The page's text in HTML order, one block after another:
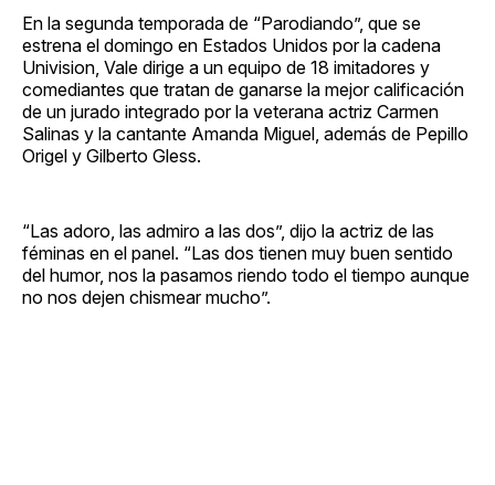
En la segunda temporada de “Parodiando”, que se
estrena el domingo en Estados Unidos por la cadena
Univision, Vale dirige a un equipo de 18 imitadores y
comediantes que tratan de ganarse la mejor calificación
de un jurado integrado por la veterana actriz Carmen
Salinas y la cantante Amanda Miguel, además de Pepillo
Origel y Gilberto Gless.
“Las adoro, las admiro a las dos”, dijo la actriz de las
féminas en el panel. “Las dos tienen muy buen sentido
del humor, nos la pasamos riendo todo el tiempo aunque
no nos dejen chismear mucho”.